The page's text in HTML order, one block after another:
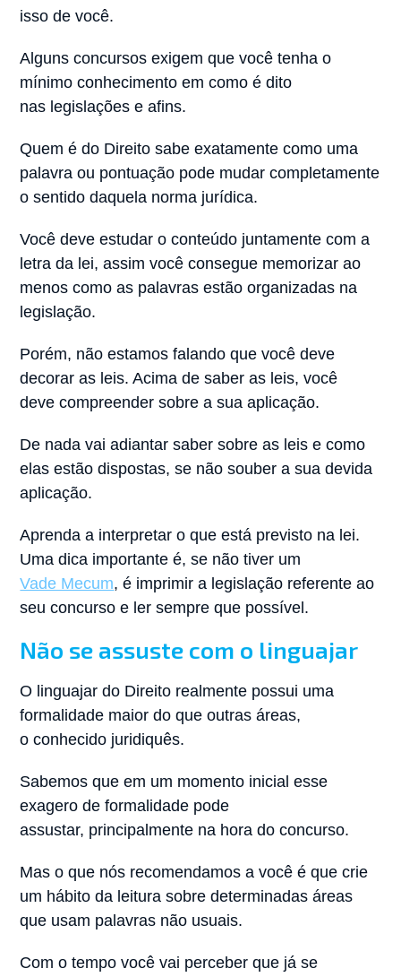
isso de você.
Alguns concursos exigem que você tenha o
mínimo conhecimento em como é dito
nas legislações e afins.
Quem é do Direito sabe exatamente como uma
palavra ou pontuação pode mudar completamente
o sentido daquela norma jurídica.
Você deve estudar o conteúdo juntamente com a
letra da lei, assim você consegue memorizar ao
menos como as palavras estão organizadas na
legislação.
Porém, não estamos falando que você deve
decorar as leis. Acima de saber as leis, você
deve compreender sobre a sua aplicação.
De nada vai adiantar saber sobre as leis e como
elas estão dispostas, se não souber a sua devida
aplicação.
Aprenda a interpretar o que está previsto na lei.
Uma dica importante é, se não tiver um
Vade Mecum, é imprimir a legislação referente ao
seu concurso e ler sempre que possível.
Não se assuste com o linguajar
O linguajar do Direito realmente possui uma
formalidade maior do que outras áreas,
o conhecido juridiquês.
Sabemos que em um momento inicial esse
exagero de formalidade pode
assustar, principalmente na hora do concurso.
Mas o que nós recomendamos a você é que crie
um hábito da leitura sobre determinadas áreas
que usam palavras não usuais.
Com o tempo você vai perceber que já se